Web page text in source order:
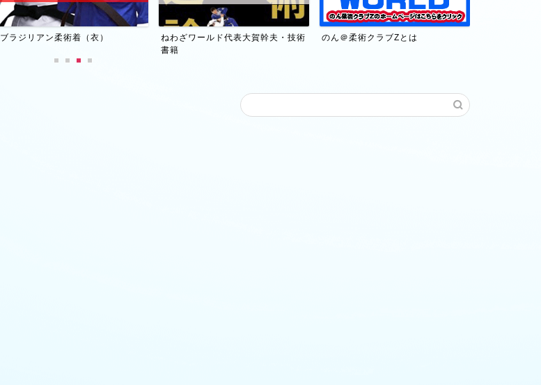
ブラジリアン柔術着（衣）
ねわざワールド代表大賀幹夫・技術
書籍
のん＠柔術クラブZとは